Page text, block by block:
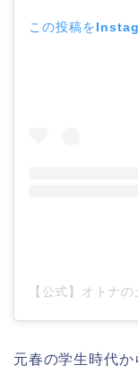
この投稿を
元春の学生時代